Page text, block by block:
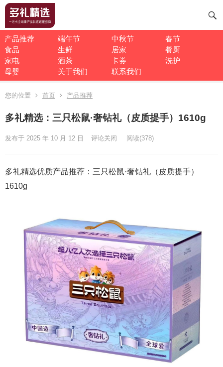
产品推荐 端午节 中秋节
春节
食品
生鲜 居家
餐厨
家电
酒茶 卡券
洗护
母婴
关于我们 联系我们
您的位置 首页 产品推荐
多礼精选：三只松鼠·奢钻礼（皮质提手）1610g
发布于 2025 年 10 月 12 日 评论关闭 阅读(378)
多礼精选优质产品推荐：三只松鼠·奢钻礼（皮质提手）
1610g